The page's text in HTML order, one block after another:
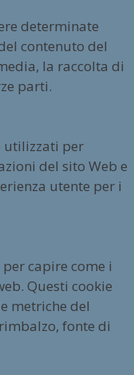
determinate
contenuto del
la raccolta di
parti.
utilizzati per
del sito Web e
utente per i
capire come i
Questi cookie
metriche del
fonte di